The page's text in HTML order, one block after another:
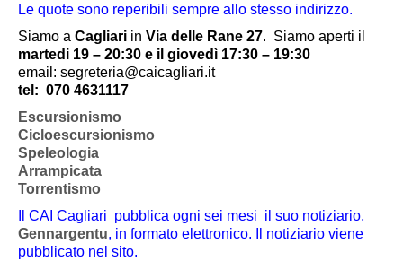
Le quote sono reperibili sempre allo stesso indirizzo.
Siamo a Cagliari in Via delle Rane 27. Siamo aperti il
martedi 19 – 20:30 e il giovedì 17:30 – 19:30
email: segreteria@caicagliari.it
tel: 070 4631117
Escursionismo
Cicloescursionismo
Speleologia
Arrampicata
Torrentismo
Il CAI Cagliari pubblica ogni sei mesi il suo notiziario,
Gennargentu, in formato elettronico. Il notiziario viene
pubblicato nel sito.